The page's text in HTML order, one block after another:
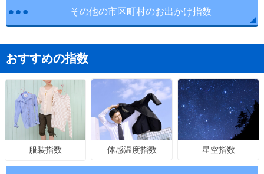
その他の市区町村のお出かけ指数
おすすめの指数
服装指数 体感温度指数 星空指数